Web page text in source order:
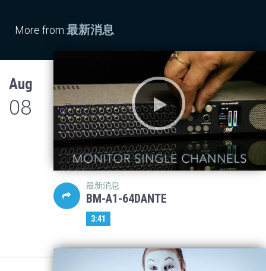
More from 最新消息
Aug
08
最新消息
BM-A1-64DANTE
3:41